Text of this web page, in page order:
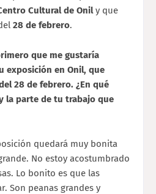
Cultural de Onily que
28 de febrero.
que me gustaría
exposición en Onil, que
28 de febrero. ¿En qué
la parte de tu trabajo que
quedará muy bonita
No estoy acostumbrado
Lo bonito es que las
Son peanas grandes y